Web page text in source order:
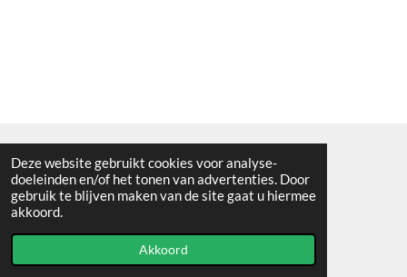
Deze website gebruikt cookies voor analyse-
doeleinden en/of het tonen van advertenties. Door
gebruik te blijven maken van de site gaat u hiermee
akkoord.
Akkoord
Algemene voorwaarden
© 2021 - RC en mineralenshop Het vlinderpad